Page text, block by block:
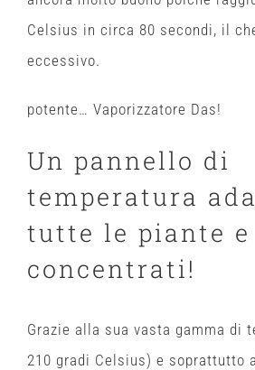
Celsius in circa 80 secondi, il
eccessivo.
potente… Vaporizzatore Das!
Un pannello di
temperatura
tutte le piante e
concentrati!
Grazie alla sua vasta gamma di
210 gradi Celsius) e soprattutto